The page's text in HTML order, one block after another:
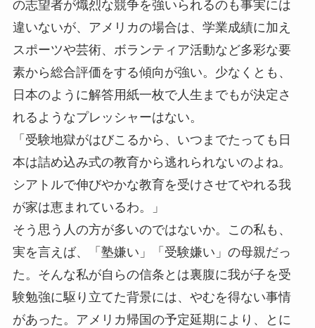
の志望者が熾烈な競争を強いられるのも事実には
違いないが、アメリカの場合は、学業成績に加え
スポーツや芸術、ボランティア活動など多彩な要
素から総合評価をする傾向が強い。少なくとも、
日本のように解答用紙一枚で人生までもが決定さ
れるようなプレッシャーはない。
「受験地獄がはびこるから、いつまでたっても日
本は詰め込み式の教育から逃れられないのよね。
シアトルで伸びやかな教育を受けさせてやれる我
が家は恵まれているわ。」
そう思う人の方が多いのではないか。この私も、
実を言えば、「塾嫌い」「受験嫌い」の母親だっ
た。そんな私が自らの信条とは裏腹に我が子を受
験勉強に駆り立てた背景には、やむを得ない事情
があった。アメリカ帰国の予定延期により、とに